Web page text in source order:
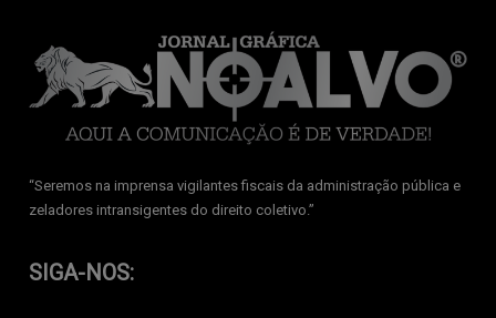
‘‘Seremos na imprensa vigilantes fiscais da administração pública e
zeladores intransigentes do direito coletivo.’’
SIGA-NOS: